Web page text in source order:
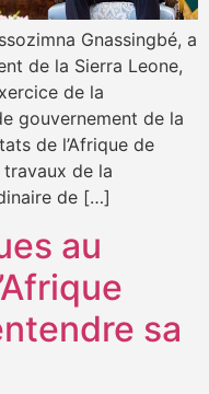
Gnassingbé, a
de la Sierra Leone,
de la
gouvernement de la
de l’Afrique de
travaux de la
de […]
au
sa